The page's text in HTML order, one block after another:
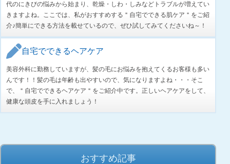
代のにきびの悩みから始まり、乾燥・しわ・しみなどトラブルが増えてい
きますよね。ここでは、私がおすすめする＂自宅でできる肌ケア＂をご紹
介♪簡単にできる方法を載せているので、ぜひ試してみてくださいね～！
自宅でできるヘアケア
美容外科に勤務していますが、髪の毛にお悩みを抱えてくるお客様も多い
んです！！髪の毛は年齢も出やすいので、気になりますよね・・・そこ
で、＂自宅でできるヘアケア＂をご紹介中です。正しいヘアケアをして、
健康な頭皮を手に入れましょう！
おすすめ記事